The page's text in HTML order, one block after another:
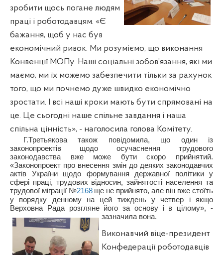
зробити щось погане людям
праці і роботодавцям. «Є
бажання, щоб у нас був
економічний ривок. Ми розуміємо, що виконання
Конвенції МОПу. Наші соціальні зобов’язання, які ми
маємо, ми їх можемо забезпечити тільки за рахунок
того, що ми почнемо дуже швидко економічно
зростати. І всі наші кроки мають бути спрямовані на
це. Це сьогодні наше спільне завдання і наша
спільна цінність», - наголосила голова Комітету.
Г.Третьякова також повідомила, що один із
законопроектів щодо осучаснення трудового
законодавства вже може бути скоро прийнятий.
«Законопроект про внесення змін до деяких законодавчих
актів України щодо формування державної політики у
сфері праці, трудових відносин, зайнятості населення та
трудової міграції №2168 ще не прийнято, але він вже стоїть
у порядку денному на цей тиждень у четвер і якщо
Верховна Рада розгляне його за основу і в цілому», -
зазначила вона.
Виконавчий віце-президент
Конфедерації роботодавців